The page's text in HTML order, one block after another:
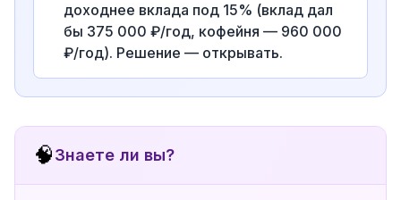
доходнее вклада под 15% (вклад дал
бы 375 000 ₽/год, кофейня — 960 000
₽/год). Решение — открывать.
🧠Знаете ли вы?